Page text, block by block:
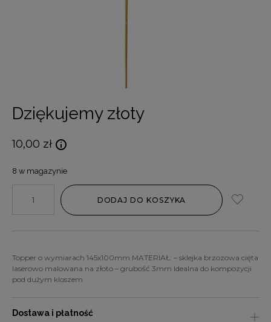
Dziękujemy złoty
10,00 zł
8 w magazynie
DODAJ DO KOSZYKA
Topper o wymiarach 145x100mm MATERIAŁ: – sklejka brzozowa cięta
laserowo malowana na złoto – grubość 3mm Idealna do kompozycji
pod dużym kloszem.
Dostawa i płatność